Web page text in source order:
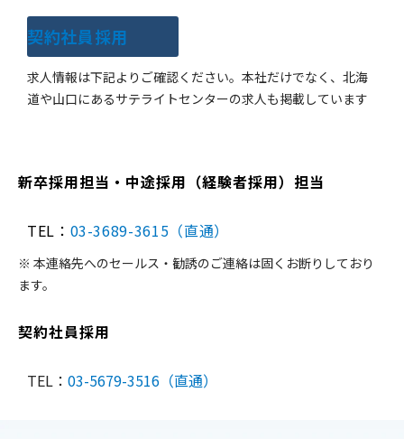
契約社員採用
求人情報は下記よりご確認ください。本社だけでなく、北海
道や山口にあるサテライトセンターの求人も掲載しています
新卒採用担当・中途採用（経験者採用）担当
TEL： 03-3689-3615（直通）
※ 本連絡先へのセールス・勧誘のご連絡は固くお断りしており
ます。
契約社員採用
TEL： 03-5679-3516（直通）